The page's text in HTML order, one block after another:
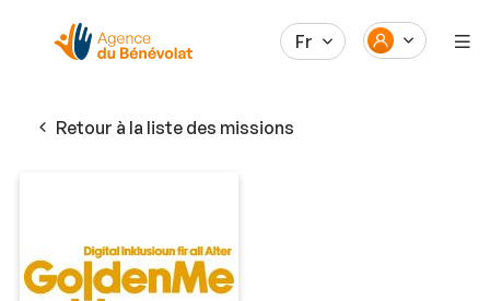
Fr
Retour à la liste des missions